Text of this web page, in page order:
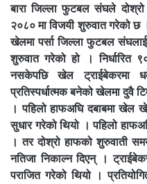
बारा जिल्ला फुटबल संघले दोश्रो
२०८० मा विजयी शुरुवात गरेको छ
खेलमा पर्सा जिल्ला फुटबल संघलाई
शुरुवात गरेको हो । निर्धारित
नसकेपछि खेल ट्राईबेकरमा
प्रतिस्पर्धात्मक बनेको खेलमा दुवै
। पहिलो हाफअघि दबाबमा खेल
सुधार गरेको थियो । पहिलो
। तर दोश्रो हाफको शुरुवाती
नतिजा निकाल्न दिएन् ।
पराजित गरेको थियो ।